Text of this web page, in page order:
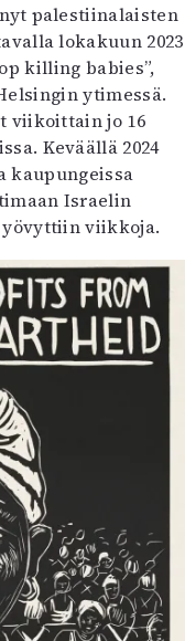
palestiinalaisten
lokakuun 2023
killing babies”,
ytimessä.
viikoittain jo 16
Keväällä 2024
kaupungeissa
Israelin
viikkoja.